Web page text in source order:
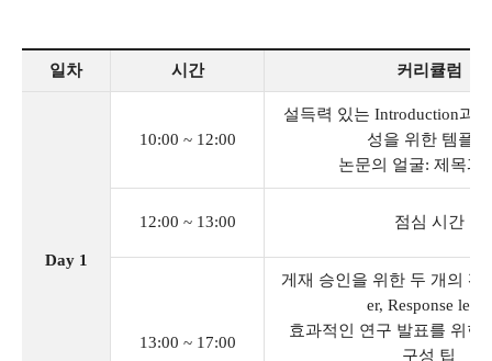
일차 시간 커리큘럼
Day 1
10:00 ~ 12:00
설득력 있는 Introduction과
성을 위한 템플릿
논문의 얼굴: 제목과
12:00 ~ 13:00 점심 시간
13:00 ~ 17:00
게재 승인을 위한 두 개의 편
er, Response letter
효과적인 연구 발표를 위한
구성 팁